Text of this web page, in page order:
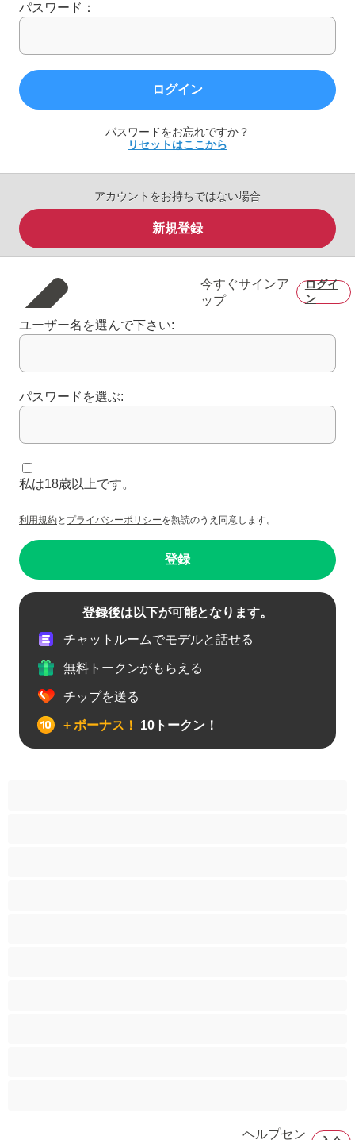
パスワード：
ログイン
パスワードをお忘れですか？
リセットはここから
アカウントをお持ちではない場合
新規登録
今すぐサインア
ップ
ログイ
ン
ユーザー名を選んで下さい:
パスワードを選ぶ:
私は18歳以上です。
利用規約と プライバシーポリシーを熟読のうえ同意します。
登録
登録後は以下が可能となります。
チャットルームでモデルと話せる
無料トークンがもらえる
チップを送る
+ ボーナス！ 10トークン！
ヘルプセン